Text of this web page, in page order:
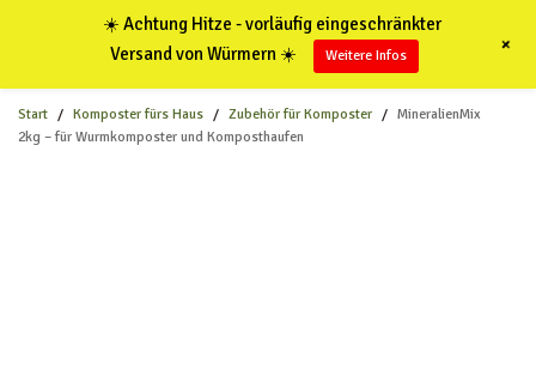
Start / Komposter fürs Haus / Zubehör für Komposter / MineralienMix
2kg – für Wurmkomposter und Komposthaufen
☀️ Achtung Hitze - vorläufig eingeschränkter
Versand von Würmern ☀️
Weitere Infos +